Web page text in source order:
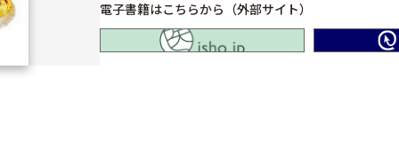
電子書籍はこちらから（外部サイト）